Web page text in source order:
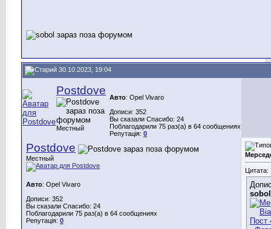
30.10.2023, 19:04
Postdove
Местный
Авто: Opel Vivaro
Дописи: 352
Вы сказали Спасибо: 24
Поблагодарили 75 раз(а) в 64 сообщениях
Репутація: 0
Postdove
Местный
Авто: Opel Vivaro
Дописи: 352
Вы сказали Спасибо: 24
Поблагодарили 75 раз(а) в 64 сообщениях
Репутація: 0
Цитата:
sobol